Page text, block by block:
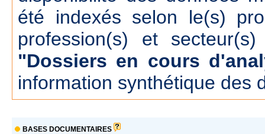
été indexés selon le(s)
profession(s) et
"Dossiers en cours
information synthétique des
BASES DOCUMENTAIRES